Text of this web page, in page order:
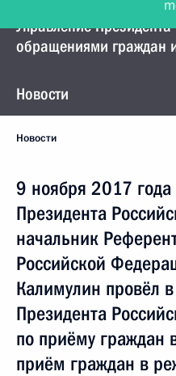
Управление
обращениями граждан
Новости
Новости
9 ноября 2017
Президента
начальник
Российской
Калимулин провёл
Президента
по приёму граждан
приём граждан в